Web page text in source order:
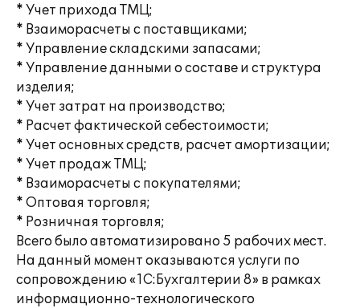
* Учет прихода ТМЦ;
* Взаиморасчеты с поставщиками;
* Управление складскими запасами;
* Управление данными о составе и структура
изделия;
* Учет затрат на производство;
* Расчет фактической себестоимости;
* Учет основных средств, расчет амортизации;
* Учет продаж ТМЦ;
* Взаиморасчеты с покупателями;
* Оптовая торговля;
* Розничная торговля;
Всего было автоматизировано 5 рабочих мест.
На данный момент оказываются услуги по
сопровождению «1С:Бухгалтерии 8» в рамках
информационно-технологического